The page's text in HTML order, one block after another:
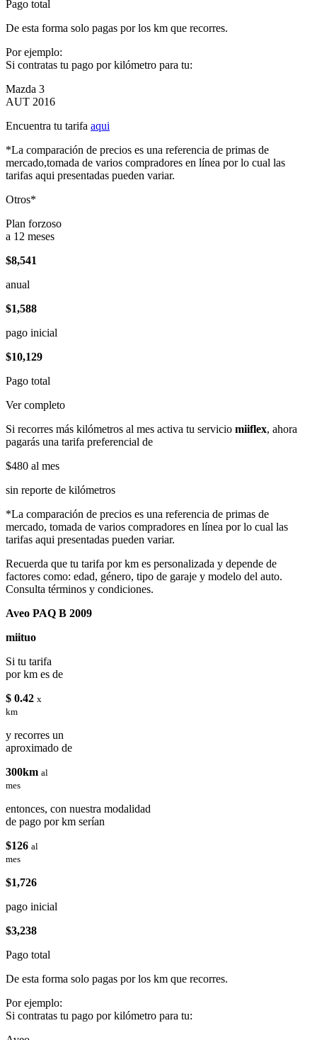
Pago total
De esta forma solo pagas por los km que recorres.
Por ejemplo:
Si contratas tu pago por kilómetro para tu:
Mazda 3
AUT 2016
Encuentra tu tarifa aqui
*La comparación de precios es una referencia de primas de
mercado,tomada de varios compradores en línea por lo cual las
tarifas aqui presentadas pueden variar.
Otros*
Plan forzoso
a 12 meses
$8,541
anual
$1,588
pago inicial
$10,129
Pago total
Ver completo
Si recorres más kilómetros al mes activa tu servicio miiflex, ahora
pagarás una tarifa preferencial de
$480 al mes
sin reporte de kilómetros
*La comparación de precios es una referencia de primas de
mercado, tomada de varios compradores en línea por lo cual las
tarifas aqui presentadas pueden variar.
Recuerda que tu tarifa por km es personalizada y depende de
factores como: edad, género, tipo de garaje y modelo del auto.
Consulta términos y condiciones.
Aveo PAQ B 2009
miituo
Si tu tarifa
por km es de
$ 0.42 x
km
y recorres un
aproximado de
300km al
mes
entonces, con nuestra modalidad
de pago por km serían
$126 al
mes
$1,726
pago inicial
$3,238
Pago total
De esta forma solo pagas por los km que recorres.
Por ejemplo:
Si contratas tu pago por kilómetro para tu: